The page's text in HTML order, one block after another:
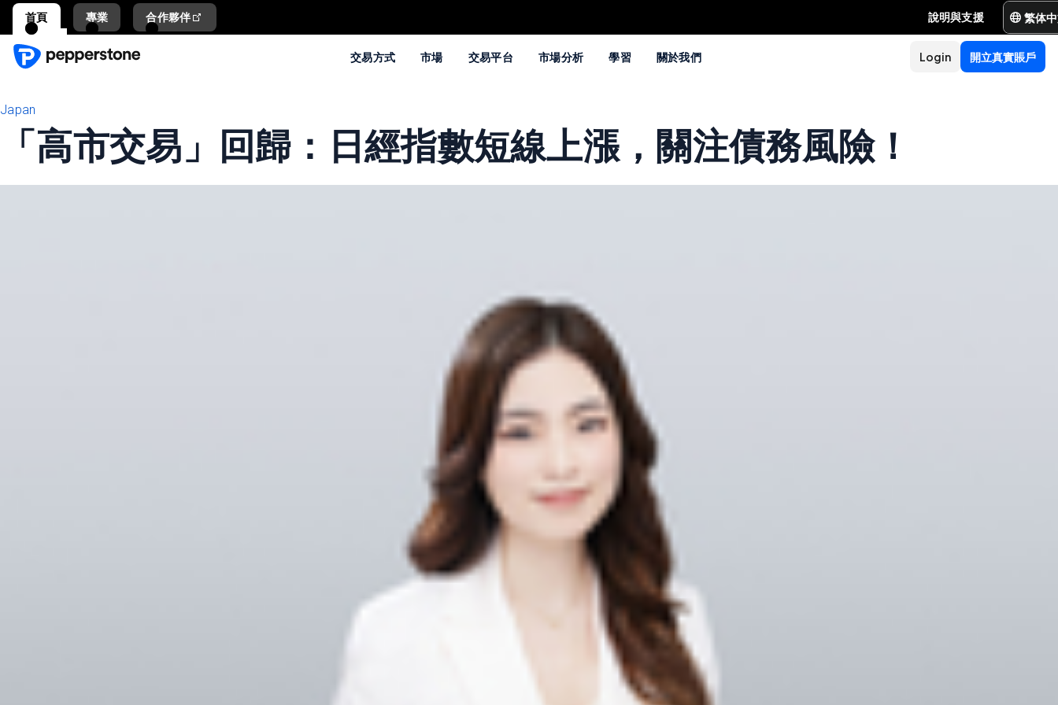
首頁 專業 合作夥伴 說明與支援 繁体
交易方式 市場 交易平台 市場分析 學習 關於我們 開立真實賬戶
Login
Japan
「高市交易」回歸：日經指數短線上漲，關注債務風險！